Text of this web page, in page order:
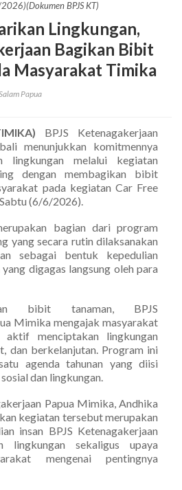
BPJS KT)
Lingkungan,
Bagikan Bibit
Masyarakat Timika
Papua
BPJS Ketenagakerjaan
menunjukkan komitmennya
lingkungan melalui kegiatan
dengan membagikan bibit
pada kegiatan Car Free
(6/6/2026).
bagian dari program
yang secara rutin dilaksanakan
sebagai bentuk kepedulian
digagas langsung oleh para
bibit tanaman, BPJS
Mimika mengajak masyarakat
menciptakan lingkungan
dan berkelanjutan. Program ini
agenda tahunan yang diisi
dan lingkungan.
Papua Mimika, Andhika
kegiatan tersebut merupakan
insan BPJS Ketenagakerjaan
lingkungan sekaligus upaya
mengenai pentingnya